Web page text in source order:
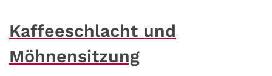
Kaffeeschlacht und
Möhnensitzung